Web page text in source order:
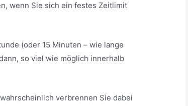
wenn Sie sich ein festes Zeitlimit
(oder 15 Minuten – wie lange
so viel wie möglich innerhalb
verbrennen Sie dabei